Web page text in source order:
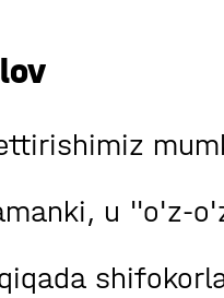
u "o'z-